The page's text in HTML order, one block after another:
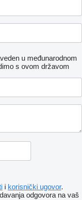
u međunarodnom
s ovom državom
i korisnički ugovor.
odgovora na vaš